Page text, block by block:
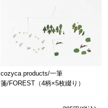
cozyca products/一筆
箋/FOREST（4柄×5枚綴り）